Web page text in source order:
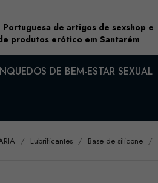
Portuguesa de artigos de sexshop e
produtos erótico em Santarém
DE BEM-ESTAR SEXUAL
Lubrificantes Base de silicone